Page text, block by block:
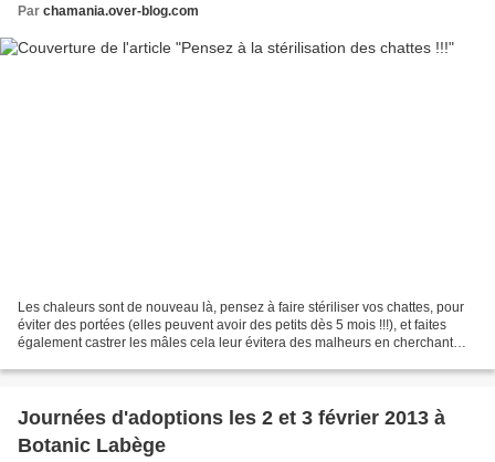
Par chamania.over-blog.com
Les chaleurs sont de nouveau là, pensez à faire stériliser vos chattes, pour
éviter des portées (elles peuvent avoir des petits dès 5 mois !!!), et faites
également castrer les mâles cela leur évitera des malheurs en cherchant
Journées d'adoptions les 2 et 3 février 2013 à
Botanic Labège